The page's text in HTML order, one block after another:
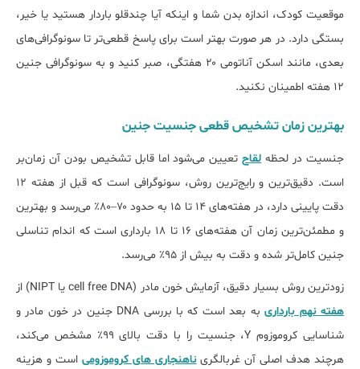
موقعیت کودک، اندازه بدن شما و اینکه آیا چندقلو باردار هستید یا خیر،
بستگی دارد. در هر صورت بهتر است برای پاسخ قطعی‌تر تا سونوگرافی‌های
بعدی، مانند اسکن آناتومی ۲۰ هفتگی، صبر کنید و به سونوگرافی جنین
۱۲ هفته اطمینان نکنید.
بهترین زمان تشخیص قطعی جنسیت جنین
جنسیت در لحظهلقاحتعیین می‌شود اما قابل تشخیص بودن آن زمان‌بر
است. دقیق‌ترین و رایج‌ترین روش، سونوگرافی است که قبل از هفته ۱۲
دقت پایینی دارد، در هفته‌های ۱۴ تا ۱۵ به حدود ۷۰–۸۰٪ می‌رسد و بهترین
و مطمئن‌ترین زمان آن هفته‌های ۱۶ تا ۱۸ بارداری است که اندام تناسلی
جنین کامل‌تر شده و دقت به بیش از ۹۵٪ می‌رسد.
زودترین روش بسیار دقیق، آزمایش خون مادر (cell free DNA یا NIPT) از
هفته نهم بارداری
به بعد است که با بررسی DNA جنین در خون مادر و
شناسایی کروموزوم Y، جنسیت را با دقت بالای ۹۹٪ مشخص می‌کند،
هرچند هدف اصلی آن غربالگریناهنجاری‌ های کروموزومی است و هزینه